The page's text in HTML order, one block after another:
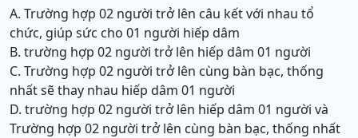
A. Trường hợp 02 người trở lên câu kết với nhau tổ
chức, giúp sức cho 01 người hiếp dâm
B. trường hợp 02 người trở lên hiếp dâm 01 người
C. Trường hợp 02 người trở lên cùng bàn bạc, thống
nhất sẽ thay nhau hiếp dâm 01 người
D. trường hợp 02 người trở lên hiếp dâm 01 người và
Trường hợp 02 người trở lên cùng bàn bạc, thống nhất